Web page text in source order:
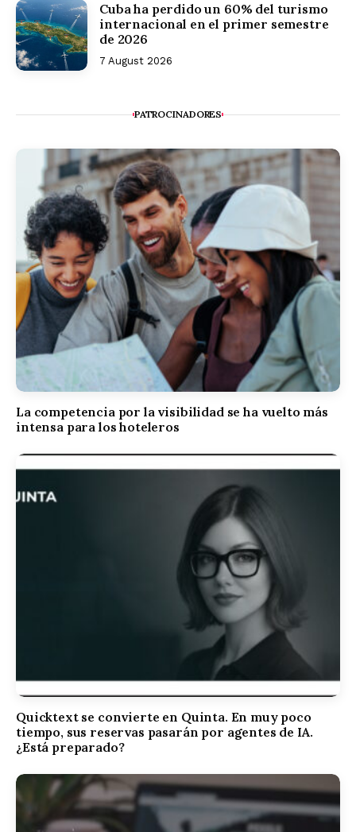
Cuba ha perdido un 60% del turismo
internacional en el primer semestre
de 2026
7 August 2026
PATROCINADORES
La competencia por la visibilidad se ha vuelto más
intensa para los hoteleros
Quicktext se convierte en Quinta. En muy poco
tiempo, sus reservas pasarán por agentes de IA.
¿Está preparado?